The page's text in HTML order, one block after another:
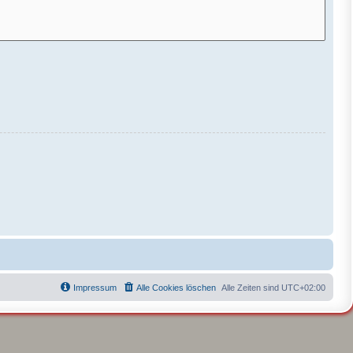
Alle Zeiten sind UTC+02:00
Alle Cookies löschen
Impressum